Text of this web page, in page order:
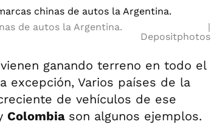
de autos la Argentina.
Depositphotos
vienen ganando terreno en todo el
excepción, Varios países de la
de vehículos de ese
Colombia son algunos ejemplos.